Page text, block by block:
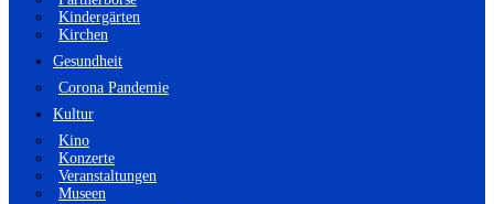
Kindergärten
Kirchen
Gesundheit
Corona Pandemie
Kultur
Kino
Konzerte
Veranstaltungen
Museen